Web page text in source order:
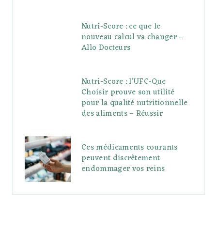
Nutri-Score : ce que le
nouveau calcul va changer –
Allo Docteurs
Nutri-Score : l’UFC-Que
Choisir prouve son utilité
pour la qualité nutritionnelle
des aliments – Réussir
Ces médicaments courants
peuvent discrètement
endommager vos reins